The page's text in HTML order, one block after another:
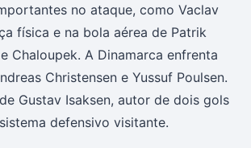
no ataque, como Vaclav
física e na bola aérea de Patrik
Chaloupek. A Dinamarca enfrenta
Christensen e Yussuf Poulsen.
Gustav Isaksen, autor de dois gols
defensivo visitante.